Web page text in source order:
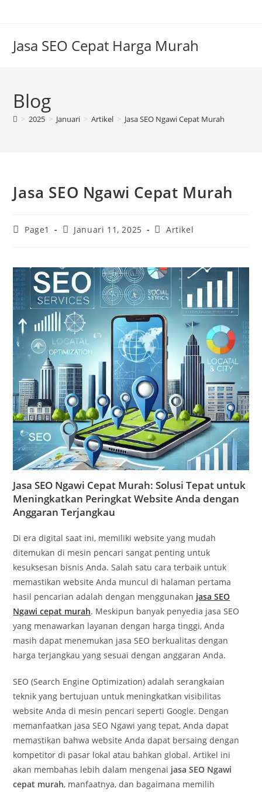
Jasa SEO Cepat Harga Murah
Blog
> 2025 > Januari > Artikel > Jasa SEO Ngawi Cepat Murah
Jasa SEO Ngawi Cepat Murah
PostPage1
PostJanuari 11, 2025
PostArtikel
Jasa SEO Ngawi Cepat Murah: Solusi Tepat untuk
Meningkatkan Peringkat Website Anda dengan
Anggaran Terjangkau
Di era digital saat ini, memiliki website yang mudah
ditemukan di mesin pencari sangat penting untuk
kesuksesan bisnis Anda. Salah satu cara terbaik untuk
memastikan website Anda muncul di halaman pertama
hasil pencarian adalah dengan menggunakan jasa SEO
Ngawi cepat murah. Meskipun banyak penyedia jasa SEO
yang menawarkan layanan dengan harga tinggi, Anda
masih dapat menemukan jasa SEO berkualitas dengan
harga terjangkau yang sesuai dengan anggaran Anda.
SEO (Search Engine Optimization) adalah serangkaian
teknik yang bertujuan untuk meningkatkan visibilitas
website Anda di mesin pencari seperti Google. Dengan
memanfaatkan jasa SEO Ngawi yang tepat, Anda dapat
memastikan bahwa website Anda dapat bersaing dengan
kompetitor di pasar lokal atau bahkan global. Artikel ini
akan membahas lebih dalam mengenai jasa SEO Ngawi
cepat murah, manfaatnya, dan bagaimana memilih